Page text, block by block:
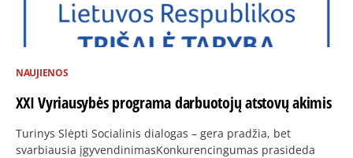
NAUJIENOS
XXI Vyriausybės programa darbuotojų atstovų akimis
Turinys Slėpti Socialinis dialogas – gera pradžia, bet
svarbiausia įgyvendinimasKonkurencingumas prasideda